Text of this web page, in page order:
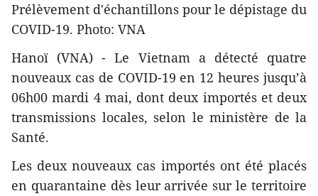
Prélèvement d'échantillons pour le dépistage du
COVID-19. Photo: VNA
Hanoï (VNA) - Le Vietnam a détecté quatre
nouveaux cas de COVID-19 en 12 heures jusqu’à
06h00 mardi 4 mai, dont deux importés et deux
transmissions locales, selon le ministère de la
Santé.
Les deux nouveaux cas importés ont été placés
en quarantaine dès leur arrivée sur le territoire